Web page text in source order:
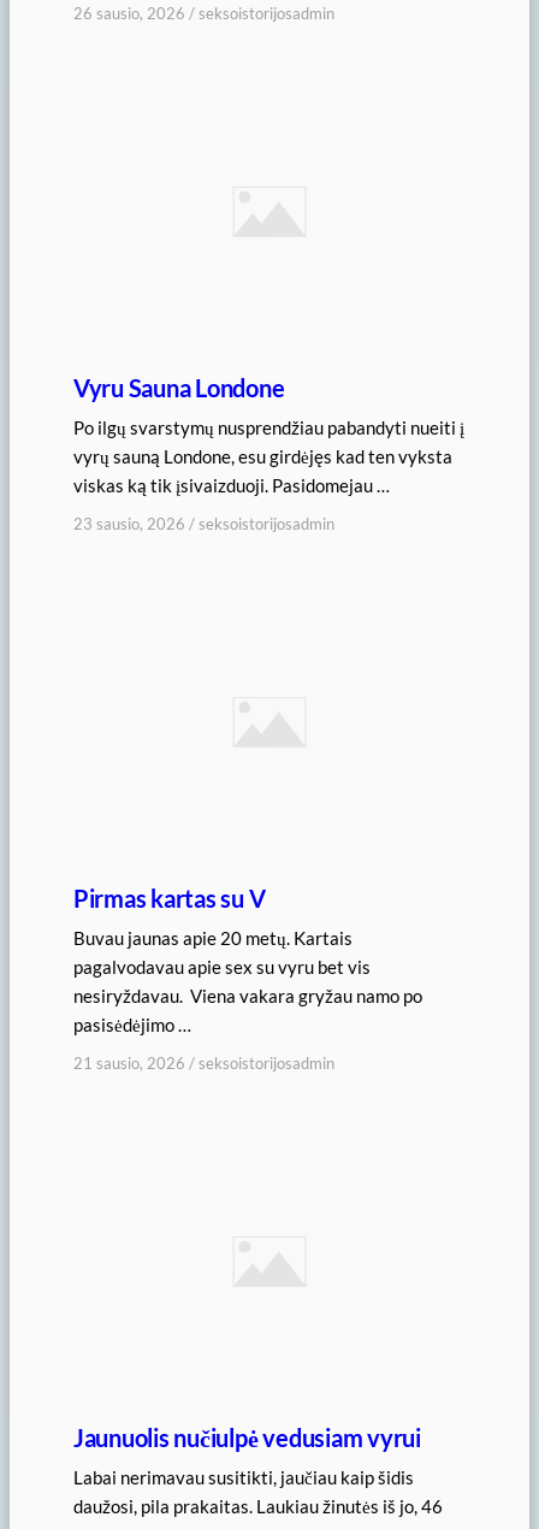
26 sausio, 2026 /seksoistorijosadmin
Vyru Sauna Londone
Po ilgų svarstymų nusprendžiau pabandyti nueiti į
vyrų sauną Londone, esu girdėjęs kad ten vyksta
viskas ką tik įsivaizduoji. Pasidomejau …
23 sausio, 2026 /seksoistorijosadmin
Pirmas kartas su V
Buvau jaunas apie 20 metų. Kartais
pagalvodavau apie sex su vyru bet vis
nesiryždavau. Viena vakara gryžau namo po
pasisėdėjimo …
21 sausio, 2026 /seksoistorijosadmin
Jaunuolis nučiulpė vedusiam vyrui
Labai nerimavau susitikti, jaučiau kaip šidis
daužosi, pila prakaitas. Laukiau žinutės iš jo, 46